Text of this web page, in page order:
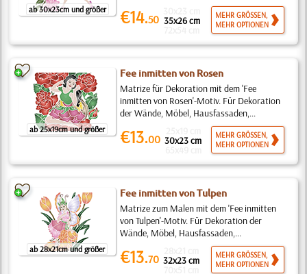
ab 30x23cm und größer €14.50 35x26 cm
MEHR GRÖSSEN,
MEHR OPTIONEN
ab 25x19cm und größer
Fee inmitten von Rosen
Matrize für Dekoration mit dem 'Fee
inmitten von Rosen'-Motiv. Für Dekoration
der Wände, Möbel, Hausfassaden,...
€13.00 30x23 cm
MEHR GRÖSSEN,
MEHR OPTIONEN
ab 28x21cm und größer
Fee inmitten von Tulpen
Matrize zum Malen mit dem 'Fee inmitten
von Tulpen'-Motiv. Für Dekoration der
Wände, Möbel, Hausfassaden,...
€13.70 32x23 cm
MEHR GRÖSSEN,
MEHR OPTIONEN